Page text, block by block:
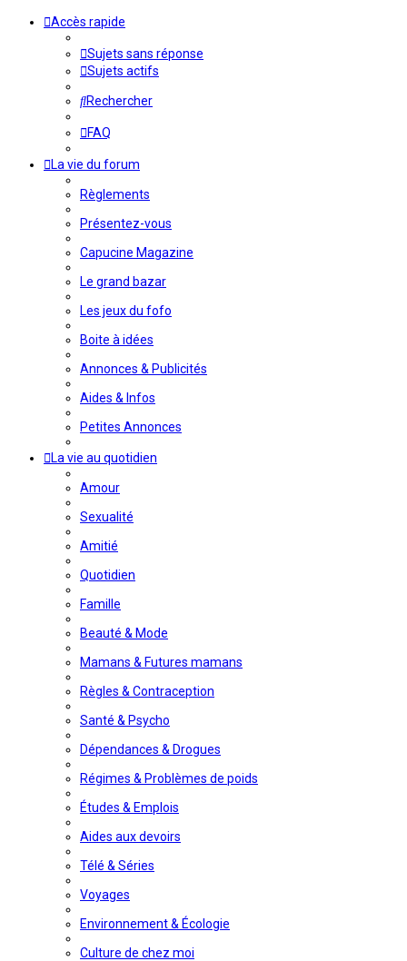
Accès rapide
Sujets sans réponse
Sujets actifs
Rechercher
FAQ
La vie du forum
Règlements
Présentez-vous
Capucine Magazine
Le grand bazar
Les jeux du fofo
Boite à idées
Annonces & Publicités
Aides & Infos
Petites Annonces
La vie au quotidien
Amour
Sexualité
Amitié
Quotidien
Famille
Beauté & Mode
Mamans & Futures mamans
Règles & Contraception
Santé & Psycho
Dépendances & Drogues
Régimes & Problèmes de poids
Études & Emplois
Aides aux devoirs
Télé & Séries
Voyages
Environnement & Écologie
Culture de chez moi